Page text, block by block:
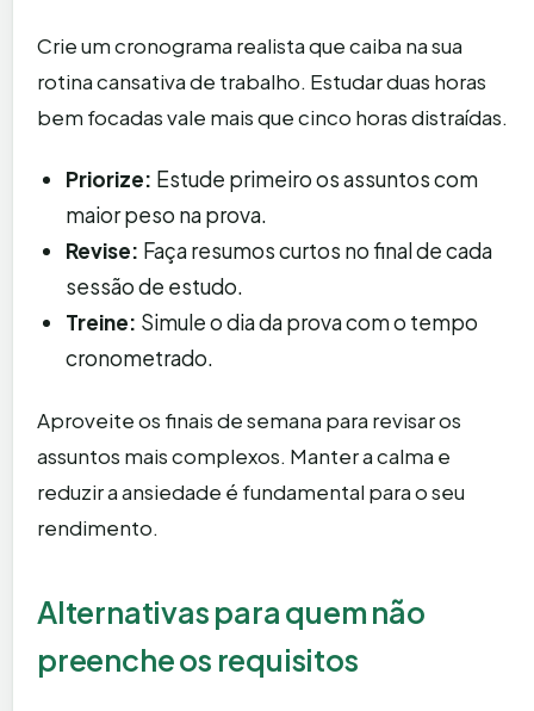
Crie um cronograma realista que caiba na sua
rotina cansativa de trabalho. Estudar duas horas
bem focadas vale mais que cinco horas distraídas.
Priorize: Estude primeiro os assuntos com
maior peso na prova.
Revise: Faça resumos curtos no final de cada
sessão de estudo.
Treine: Simule o dia da prova com o tempo
cronometrado.
Aproveite os finais de semana para revisar os
assuntos mais complexos. Manter a calma e
reduzir a ansiedade é fundamental para o seu
rendimento.
Alternativas para quem não
preenche os requisitos